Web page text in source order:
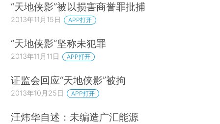
“天地侠影”被以损害商誉罪批捕
2013年11月15日 APP打开
“天地侠影”坚称未犯罪
2013年11月11日 APP打开
证监会回应“天地侠影”被拘
2013年10月25日 APP打开
汪炜华自述：未编造广汇能源